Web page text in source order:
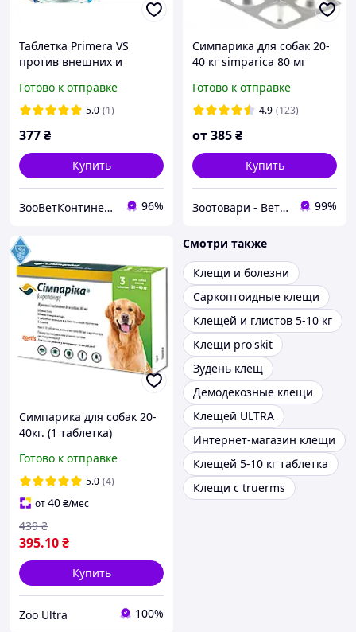
Таблетка Primera VS
против внешних и
блох клещей гельминтов
3,2 г для собак весом от
Готово к отправке
5.0 (1)
377₴
Купить
ЗооВетКонтинент 96%
Симпарика для собак 20-
40 кг simparica 80 мг
клещей 1 таблетка (США)
Готово к отправке
4.9 (123)
от385₴
Купить
Зоотовари - Ветаптека 99%
Симпарика для собак 20-
40кг. (1 таблетка)
Готово к отправке
5.0 (4)
от40₴/мес
395.10₴
439 ₴
Купить
Zoo Ultra 100%
Смотри также
Клещи и болезни
Саркоптоидные клещи
Клещей и глистов 5-10 кг
Клещи pro'skit
Зудень клещ
Демодекозные клещи
Клещей ULTRA
Интернет-магазин клещи
Клещей 5-10 кг таблетка
Клещи с truerms